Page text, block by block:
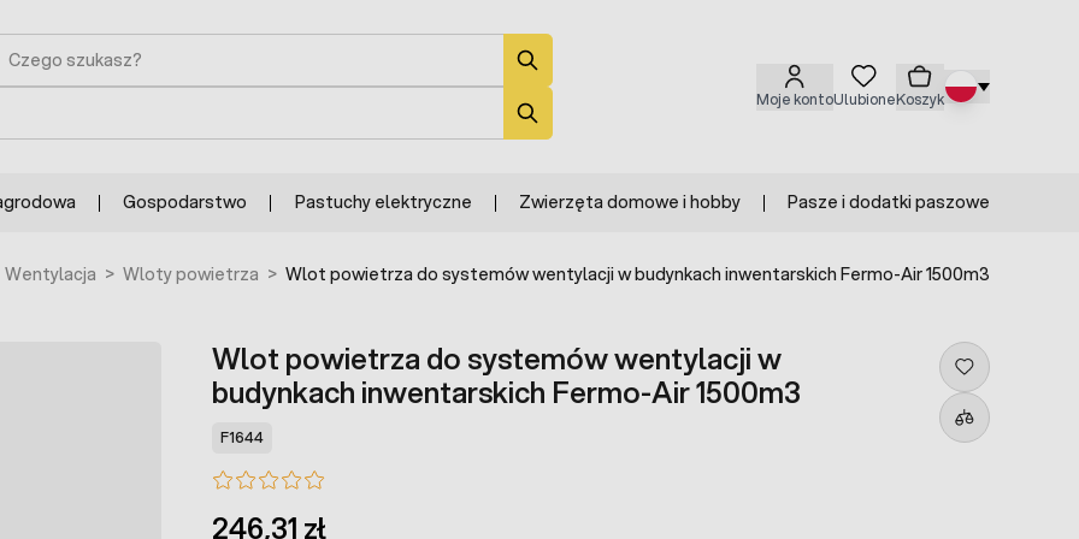
Moje kontoUlubioneKoszyk
Gospodarstwo Pastuchy elektryczne Zwierzęta domowe i hobby Pasze i dodatki paszowe
Wentylacja > Wloty powietrza > Wlot powietrza do systemów wentylacji w budynkach inwentarskich Fermo-Air 1500m3
Wlot powietrza do systemów wentylacji w
budynkach inwentarskich Fermo-Air 1500m3
F1644
246,31 zł